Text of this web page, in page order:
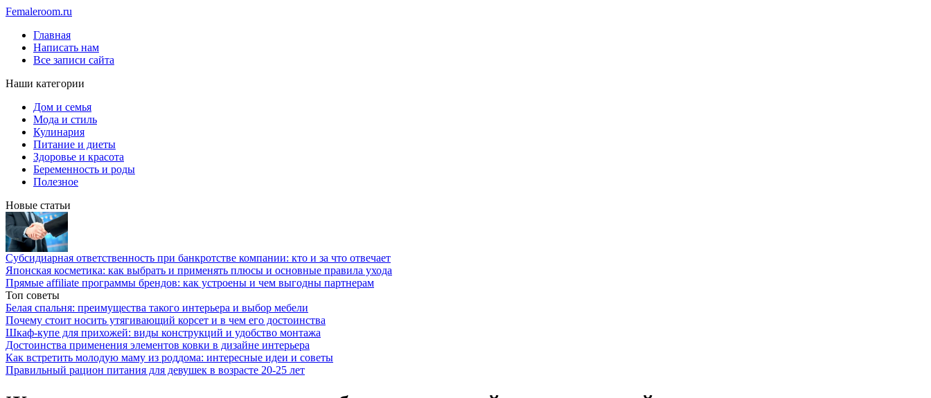
Femaleroom.ru
Главная
Написать нам
Все записи сайта
Наши категории
Дом и семья
Мода и стиль
Кулинария
Питание и диеты
Здоровье и красота
Беременность и роды
Полезное
Новые статьи
Субсидиарная ответственность при банкротстве компании: кто и за что отвечает
Японская косметика: как выбрать и применять плюсы и основные правила ухода
Прямые affiliate программы брендов: как устроены и чем выгодны партнерам
Топ советы
Белая спальня: преимущества такого интерьера и выбор мебели
Почему стоит носить утягивающий корсет и в чем его достоинства
Шкаф-купе для прихожей: виды конструкций и удобство монтажа
Достоинства применения элементов ковки в дизайне интерьера
Как встретить молодую маму из роддома: интересные идеи и советы
Правильный рацион питания для девушек в возрасте 20-25 лет